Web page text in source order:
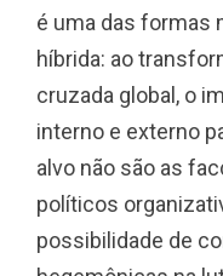
é uma das formas
híbrida: ao
cruzada global, o
interno e externo
alvo não são as
políticos
possibilidade de